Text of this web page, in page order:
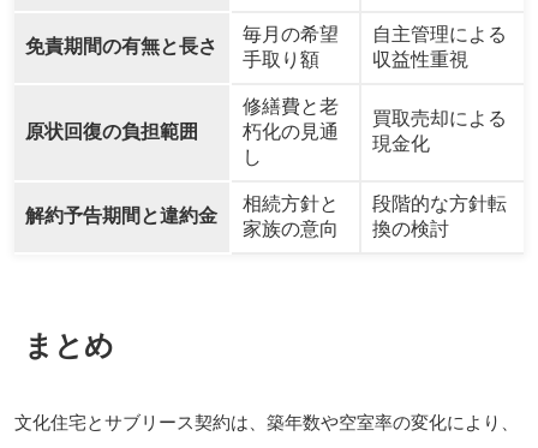
免責期間の有無と長さ
毎月の希望
手取り額
自主管理による
収益性重視
原状回復の負担範囲
修繕費と老
朽化の見通
し
買取売却による
現金化
解約予告期間と違約金
相続方針と
家族の意向
段階的な方針転
換の検討
まとめ
文化住宅とサブリース契約は、築年数や空室率の変化により、